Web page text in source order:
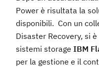
Power è risultata la
disponibili. Con un
Disaster Recovery, si
sistemi storage IBM
per la gestione e il